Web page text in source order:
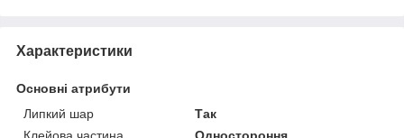
Характеристики
Основні атрибути
Липкий шар
Так
Клейова частина
Одностороння